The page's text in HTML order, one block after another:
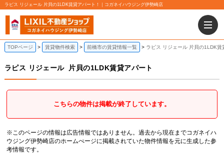
ラピス リジェール 片貝の1LDK賃貸アパート！｜コガネイハウジング伊勢崎店
TOPページ 賃貸物件検索 前橋市の賃貸情報一覧 ラピス リジェール 片貝の1LDK賃
ラピス リジェール 片貝の1LDK賃貸アパート
こちらの物件は掲載が終了しています。
※このページの情報は広告情報ではありません。過去から現在までコガネイハ
ウジング伊勢崎店のホームぺージに掲載されていた物件情報を元に生成した参
考情報です。